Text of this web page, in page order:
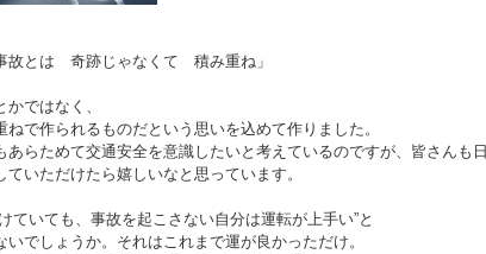
故とは 奇跡じゃなくて 積み重ね」
ではなく、
で作られるものだという思いを込めて作りました。
らためて交通安全を意識したいと考えているのですが、皆さんも日
いただけたら嬉しいなと思っています。
ていても、事故を起こさない自分は運転が上手い”と
でしょうか。それはこれまで運が良かっただけ。